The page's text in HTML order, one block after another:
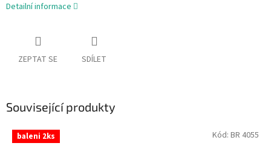
Detailní informace
ZEPTAT SE SDÍLET
Související produkty
baleni 2ks Kód: BR 4055